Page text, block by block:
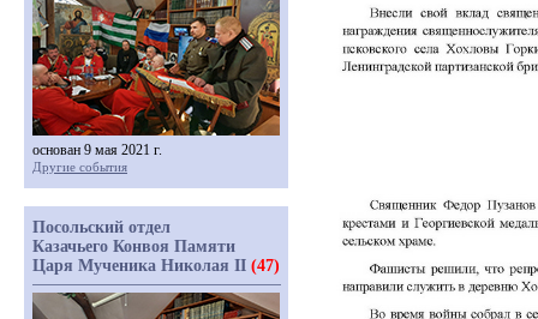
основан 9 мая 2021 г.
Другие события
Посольский отдел
Казачьего Конвоя Памяти
Царя Мученика Николая II (47)